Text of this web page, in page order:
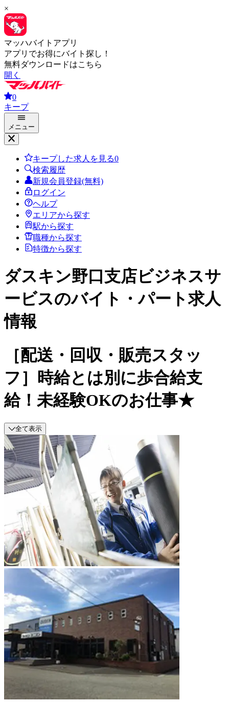
×
マッハバイトアプリ
アプリでお得にバイト探し！
無料ダウンロードはこちら
開く
0
キープ
メニュー
キープした求人を見る0
検索履歴
新規会員登録(無料)
ログイン
ヘルプ
エリアから探す
駅から探す
職種から探す
特徴から探す
ダスキン野口支店ビジネスサ
ービスのバイト・パート求人
情報
［配送・回収・販売スタッ
フ］時給とは別に歩合給支
給！未経験OKのお仕事★
全て表示